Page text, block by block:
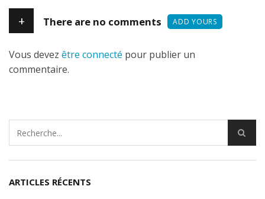
+ There are no comments ADD YOURS
Vous devez être connecté pour publier un
commentaire.
ARTICLES RÉCENTS